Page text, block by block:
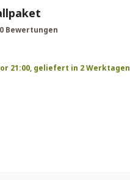
0 Bewertungen
21:00, geliefert in 2 Werktagen